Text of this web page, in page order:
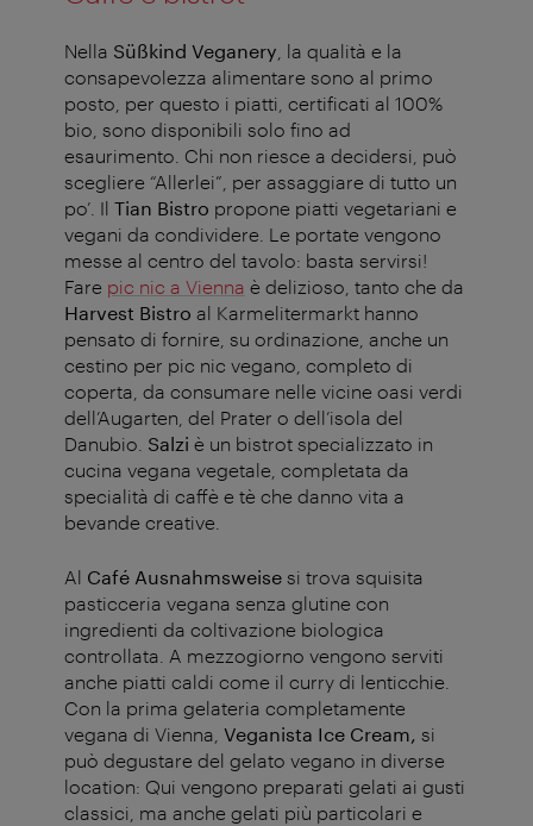
Nella Süßkind Veganery , la qualità e la
consapevolezza alimentare sono al primo
posto, per questo i piatti, certificati al 100%
bio, sono disponibili solo fino ad
esaurimento. Chi non riesce a decidersi, può
scegliere “Allerlei”, per assaggiare di tutto un
po’. Il Tian Bistro propone piatti vegetariani e
vegani da condividere. Le portate vengono
messe al centro del tavolo: basta servirsi!
Fare pic nic a Vienna è delizioso, tanto che da
Harvest Bistro al Karmelitermarkt hanno
pensato di fornire, su ordinazione, anche un
cestino per pic nic vegano, completo di
coperta, da consumare nelle vicine oasi verdi
dell’Augarten, del Prater o dell’isola del
Danubio. Salzi è un bistrot specializzato in
cucina vegana vegetale, completata da
specialità di caffè e tè che danno vita a
bevande creative.
Al Café Ausnahmsweise si trova squisita
pasticceria vegana senza glutine con
ingredienti da coltivazione biologica
controllata. A mezzogiorno vengono serviti
anche piatti caldi come il curry di lenticchie.
Con la prima gelateria completamente
vegana di Vienna, Veganista Ice Cream, si
può degustare del gelato vegano in diverse
location: Qui vengono preparati gelati ai gusti
classici, ma anche gelati più particolari e